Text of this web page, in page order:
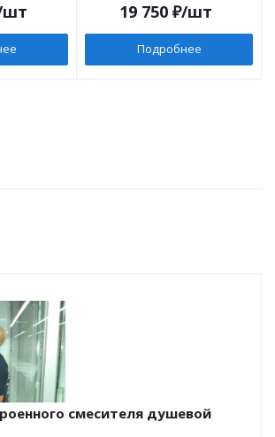
19 750 ₽/шт
Подробнее
смесителя душевой